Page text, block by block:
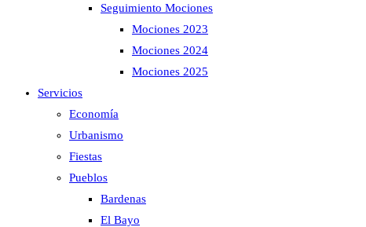
Seguimiento Mociones
Mociones 2023
Mociones 2024
Mociones 2025
Servicios
Economía
Urbanismo
Fiestas
Pueblos
Bardenas
El Bayo